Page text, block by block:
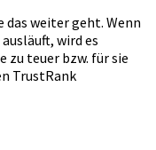
das weiter geht. Wenn
wird es
zu teuer bzw. für sie
TrustRank